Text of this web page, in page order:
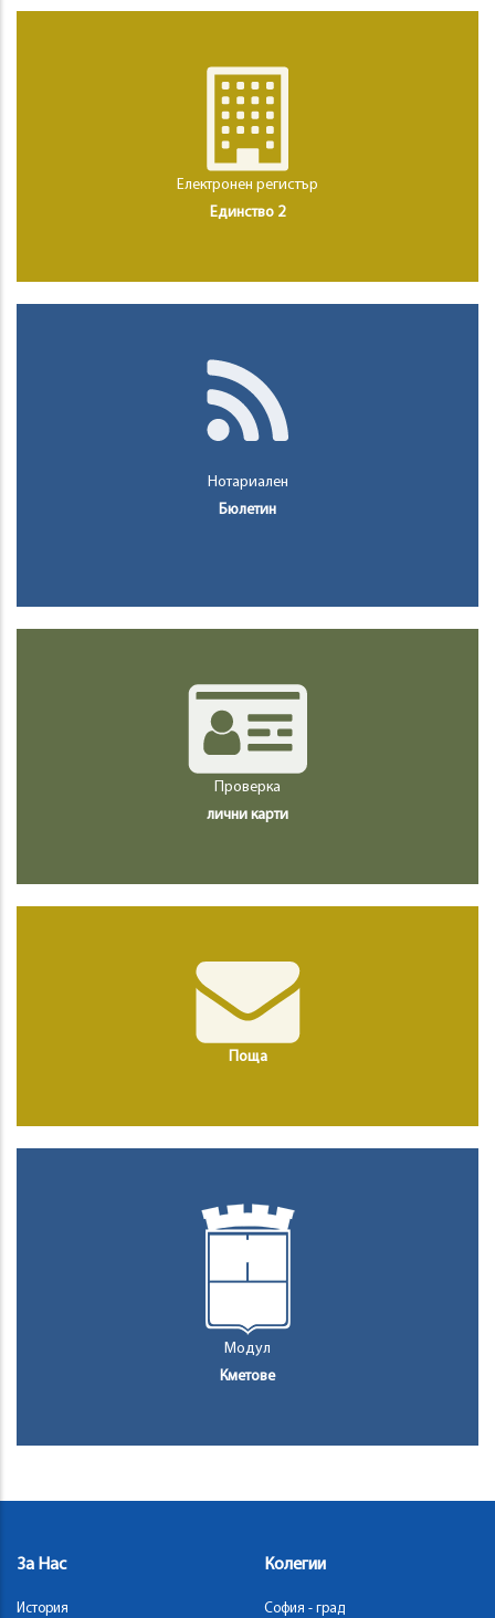
Електронен регистър
Единство 2
Нотариален
Бюлетин
Проверка
лични карти
Поща
Модул
Кметове
За Нас
История
Колегии
София - град